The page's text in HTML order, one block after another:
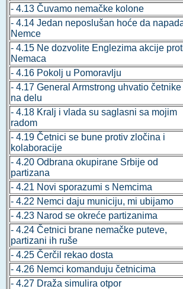
- 4.13 Čuvamo nemačke kolone
- 4.14 Jedan neposlušan hoće da
Nemce
- 4.15 Ne dozvolite Englezima akcije
Nemaca
- 4.16 Pokolj u Pomoravlju
- 4.17 General Armstrong uhvatio četnike
na delu
- 4.18 Kralj i vlada su saglasni sa mojim
radom
- 4.19 Četnici se bune protiv zločina i
kolaboracije
- 4.20 Odbrana okupirane Srbije od
partizana
- 4.21 Novi sporazumi s Nemcima
- 4.22 Nemci daju municiju, mi ubijamo
- 4.23 Narod se okreće partizanima
- 4.24 Četnici brane nemačke puteve,
partizani ih ruše
- 4.25 Čerčil rekao dosta
- 4.26 Nemci komanduju četnicima
- 4.27 Draža simulira otpor